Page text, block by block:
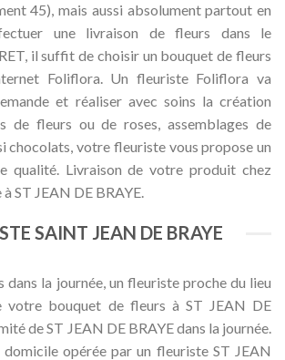
45), mais aussi absolument partout en
une livraison de fleurs dans le
il suffit de choisir un bouquet de fleurs
Foliflora. Un fleuriste Foliflora va
et réaliser avec soins la création
de fleurs ou de roses, assemblages de
chocolats, votre fleuriste vous propose un
qualité. Livraison de votre produit chez
ST JEAN DE BRAYE.
SAINT JEAN DE BRAYE
dans la journée, un fleuriste proche du lieu
votre bouquet de fleurs à ST JEAN DE
de ST JEAN DE BRAYE dans la journée.
opérée par un fleuriste ST JEAN